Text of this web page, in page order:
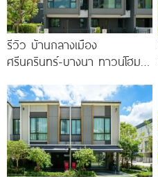
รีวิว บ้านกลางเมือง
ศรีนครินทร์-บางนา ทาวน์โฮม 3
Penthouse